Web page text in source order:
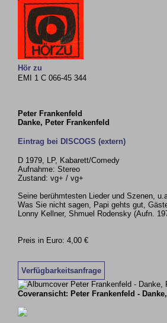
Hör zu
EMI 1 C 066-45 344
Peter Frankenfeld
Danke, Peter Frankenfeld
Eintrag bei DISCOGS (extern)
D 1979, LP, Kabarett/Comedy
Aufnahme: Stereo
Zustand: vg+ / vg+
Seine berühmtesten Lieder und Szenen,
Was Sie nicht sagen, Papi gehts gut,
Lonny Kellner, Shmuel Rodensky (Aufn.
Preis in Euro: 4,00 €
Verfügbarkeitsanfrage
Coveransicht: Peter Frankenfeld -